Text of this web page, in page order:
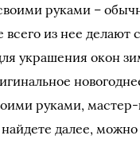
руками –
всего из нее делают
украшения окон
руками, мастер-
далее, можно